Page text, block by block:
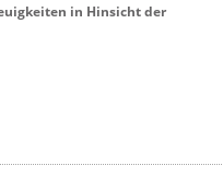
in Hinsicht der